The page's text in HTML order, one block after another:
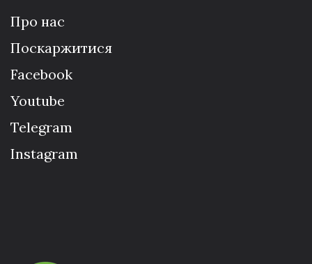
Про нас
Поскаржитися
Facebook
Youtube
Telegram
Instagram